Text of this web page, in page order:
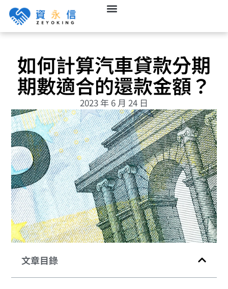
如何計算汽車貸款分期
期數適合的還款金額？
2023 年 6 月 24 日
文章目錄